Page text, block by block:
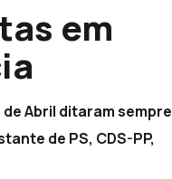
em
Abril ditaram sempre
de PS, CDS-PP,